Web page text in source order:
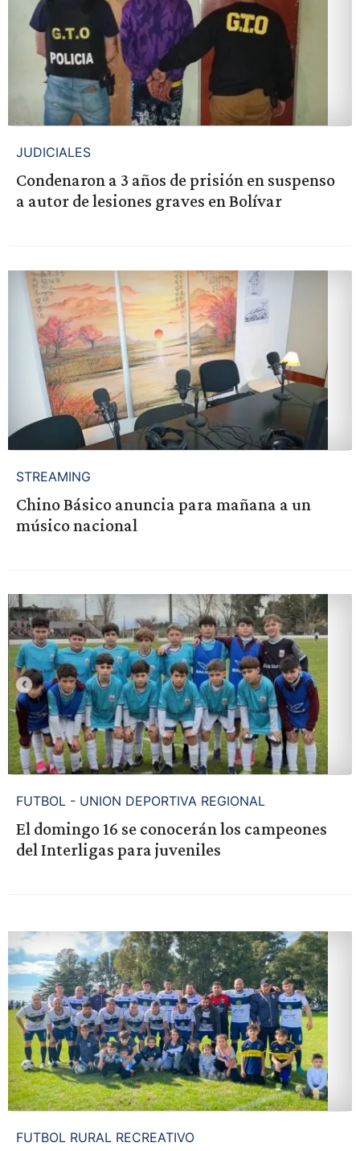
JUDICIALES
Condenaron a 3 años de prisión en suspenso
a autor de lesiones graves en Bolívar
STREAMING
Chino Básico anuncia para mañana a un
músico nacional
FUTBOL - UNION DEPORTIVA REGIONAL
El domingo 16 se conocerán los campeones
del Interligas para juveniles
FUTBOL RURAL RECREATIVO